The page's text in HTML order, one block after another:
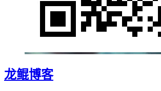
龙鲲博客